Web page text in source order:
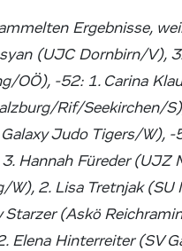
Ergebnisse,
(UJC Dornbirn/V),
OÖ), -52: 1. Carina
Rif/Seekirchen/
Judo Tigers/W),
Hannah Füreder (UJZ
2. Lisa Tretnjak
(Askö
Hinterreiter (SV